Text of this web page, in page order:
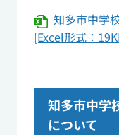
知多市中学
[Excel形式：
知多市中学
について